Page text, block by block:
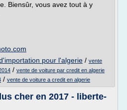
Biensûr, vous avez tout à y
pour l'algerie / vente
/ vente de voiture par credit en algerie
/ vente de voiture a credit en algerie
cher en 2017 - liberte-